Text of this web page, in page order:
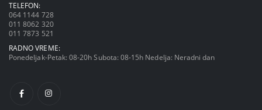
TELEFON:
064 1144 728
011 8062 320
011 7873 521
RADNO VREME:
Ponedeljak-Petak: 08-20h Subota: 08-15h Nedelja: Neradni dan